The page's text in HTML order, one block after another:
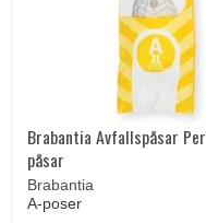
Brabantia Avfallspåsar
påsar
Brabantia
A-poser